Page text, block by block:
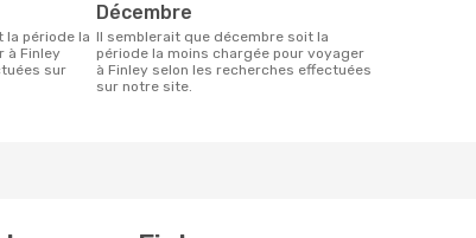
à Finley
sur
décembre
Il semblerait que décembre soit la
période la moins chargée pour voyager
à Finley selon les recherches effectuées
sur notre site.